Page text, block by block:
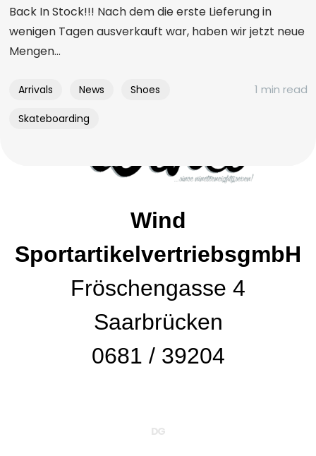
Back In Stock!!! Nach dem die erste Lieferung in
wenigen Tagen ausverkauft war, haben wir jetzt neue
Mengen...
Arrivals News Shoes
Skateboarding
1 min read
Wind
SportartikelvertriebsgmbH
Fröschengasse 4
Saarbrücken
0681 / 39204
DG